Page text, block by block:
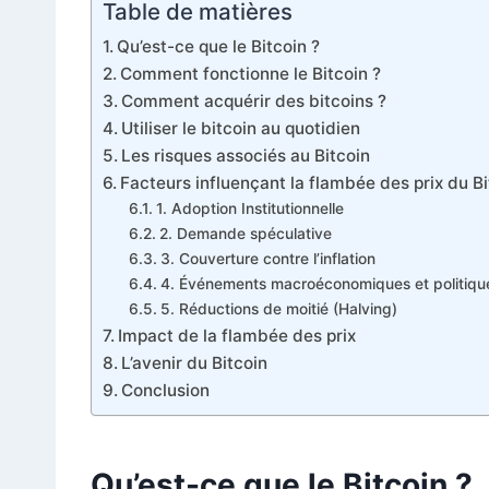
Table de matières
Qu’est-ce que le Bitcoin ?
Comment fonctionne le Bitcoin ?
Comment acquérir des bitcoins ?
Utiliser le bitcoin au quotidien
Les risques associés au Bitcoin
Facteurs influençant la flambée des prix du
1. Adoption Institutionnelle
2. Demande spéculative
3. Couverture contre l’inflation
4. Événements macroéconomiques et
5. Réductions de moitié (Halving)
Impact de la flambée des prix
L’avenir du Bitcoin
Conclusion